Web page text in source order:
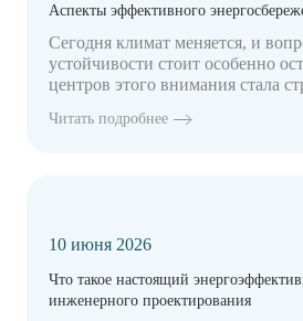
Аспекты эффективного
Сегодня климат меняется, и
устойчивости стоит особенно
центров этого внимания стала
Читать подробнее
10 июня 2026
Что такое настоящий
инженерного проектирования